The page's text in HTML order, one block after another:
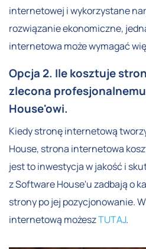
internetowej i wykorzystane
rozwiązanie ekonomiczne,
internetowa może wymagać
Opcja 2. Ile kosztuje
zlecona
House'owi.
Kiedy stronę internetową
House, strona internetowa
jest to inwestycja w jakość i
z Software House'u zadbają o
strony po jej pozycjonowanie.
internetową możeszTUTAJ.